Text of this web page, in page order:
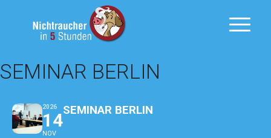
SEMINAR BERLIN
2026
14
NOV
SEMINAR BERLIN